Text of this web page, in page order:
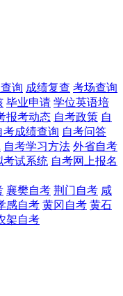
询 成绩复查 考场查询
毕业申请 学位英语培
报考动态 自考政策 自
考成绩查询 自考问答
自考学习方法 外省自考
考试系统 自考网上报名
襄樊自考 荆门自考 咸
感自考 黄冈自考 黄石
架自考